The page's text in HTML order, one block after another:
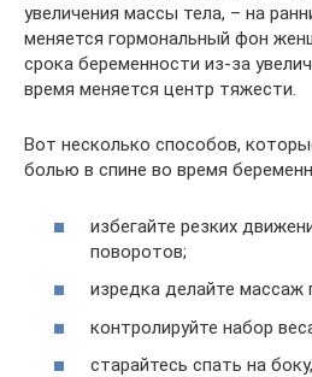
увеличения массы тела, – на
меняется гормональный фон
срока беременности из-за
время меняется центр тяжести.
Вот несколько способов,
болью в спине во время
избегайте резких
поворотов;
изредка делайте массаж
контролируйте набор
старайтесь спать на